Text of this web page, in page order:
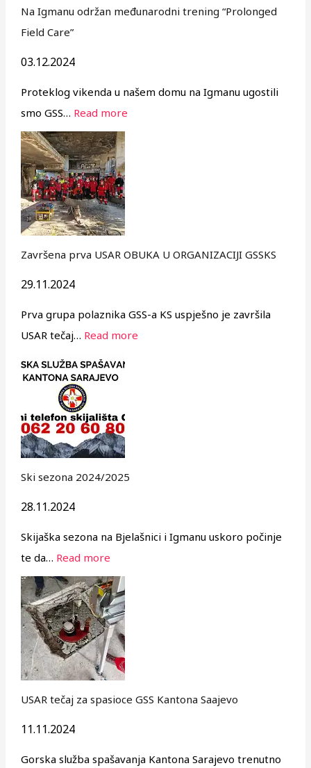
Na Igmanu održan međunarodni trening “Prolonged
Field Care”
03.12.2024
Proteklog vikenda u našem domu na Igmanu ugostili
smo GSS… Read more
Završena prva USAR OBUKA U ORGANIZACIJI GSSKS
29.11.2024
Prva grupa polaznika GSS-a KS uspješno je završila
USAR tečaj… Read more
Ski sezona 2024/2025
28.11.2024
Skijaška sezona na Bjelašnici i Igmanu uskoro počinje
te da… Read more
USAR tečaj za spasioce GSS Kantona Saajevo
11.11.2024
Gorska služba spašavanja Kantona Sarajevo trenutno